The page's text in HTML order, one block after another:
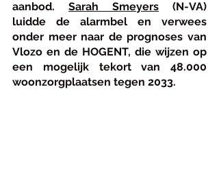
aanbod. Sarah Smeyers (N-VA)
luidde de alarmbel en verwees
onder meer naar de prognoses van
Vlozo en de HOGENT, die wijzen op
een mogelijk tekort van 48.000
woonzorgplaatsen tegen 2033.